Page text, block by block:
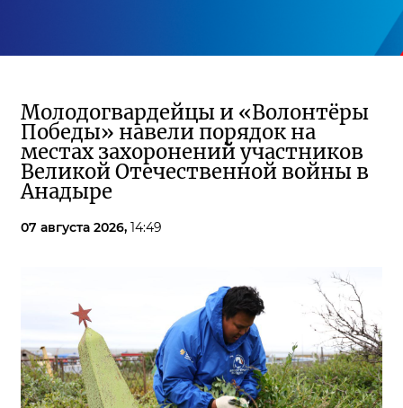
Молодогвардейцы и «Волонтёры
Победы» навели порядок на
местах захоронений участников
Великой Отечественной войны в
Анадыре
07 августа 2026, 14:49